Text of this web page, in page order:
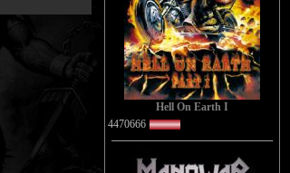
Hell On Earth I
4470666